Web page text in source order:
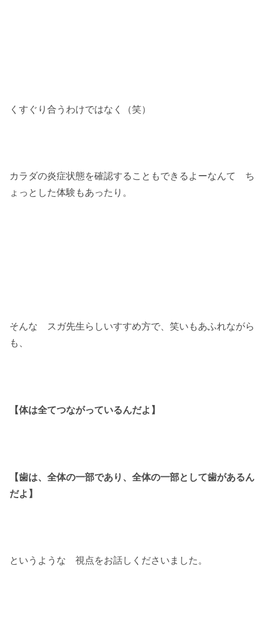
くすぐり合うわけではなく（笑）
カラダの炎症状態を確認することもできるよーなんて ち
ょっとした体験もあったり。
そんな スガ先生らしいすすめ方で、笑いもあふれながら
も、
【体は全てつながっているんだよ】
【歯は、全体の一部であり、全体の一部として歯があるん
だよ】
というような 視点をお話しくださいました。